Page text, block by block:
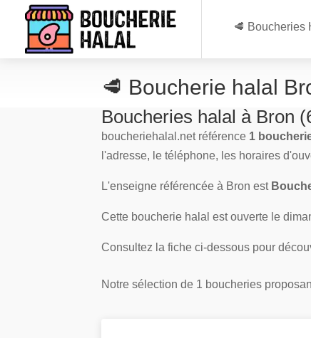
🥩 Boucheries
🥩 Boucherie halal
Boucheries halal à Bron
boucheriehalal.net référence 1
l'adresse, le téléphone, les horaires
L'enseigne référencée à Bron est
Cette boucherie halal est ouverte le
Consultez la fiche ci-dessous pour
Notre sélection de 1 boucheries